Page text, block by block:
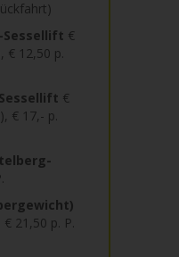
€
€ 12,50 p.
€
€ 17,- p.
€ 21,50 p. P.